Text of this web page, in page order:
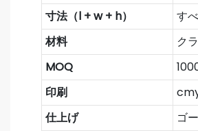
寸法（l + w + h）
す
材料
ク
MOQ
印刷
仕上げ
ゴ